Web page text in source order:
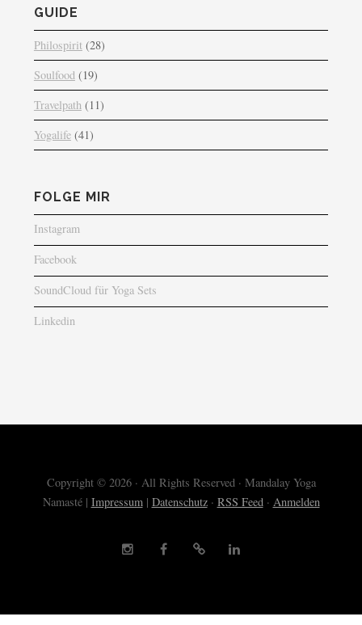
GUIDE
Philospirit(28)
Soulfood(19)
Travelpath(11)
Yogalife(41)
FOLGE MIR
Instagram
Facebook
SoundCloud für Yoga Sets
Linkedin
Copyright © 2026 · All Rights Reserved · Mandalay Yoga
Namasté | Impressum| Datenschutz· RSS Feed· Anmelden